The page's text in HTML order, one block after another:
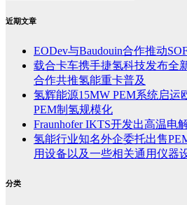
近期文章
EODev与Baudouin合作推动
载合卡车携手捷氢科技发布全
合作共推氢能重卡普及
氢辉能源15MW PEM系统启运
PEM制氢规模化
Fraunhofer IKTS开发出高温电
氢能行业知名外企委托出售
用设备以及一些相关通用仪器
分类